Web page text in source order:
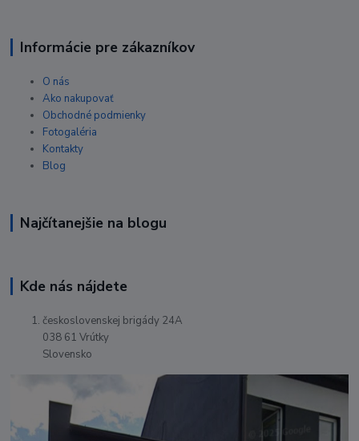
Informácie pre zákazníkov
O nás
Ako nakupovať
Obchodné podmienky
Fotogaléria
Kontakty
Blog
Najčítanejšie na blogu
Kde nás nájdete
československej brigády 24A
038 61 Vrútky
Slovensko